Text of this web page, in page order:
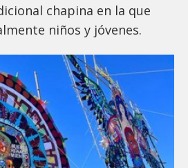
chapina en la que
niños y jóvenes.